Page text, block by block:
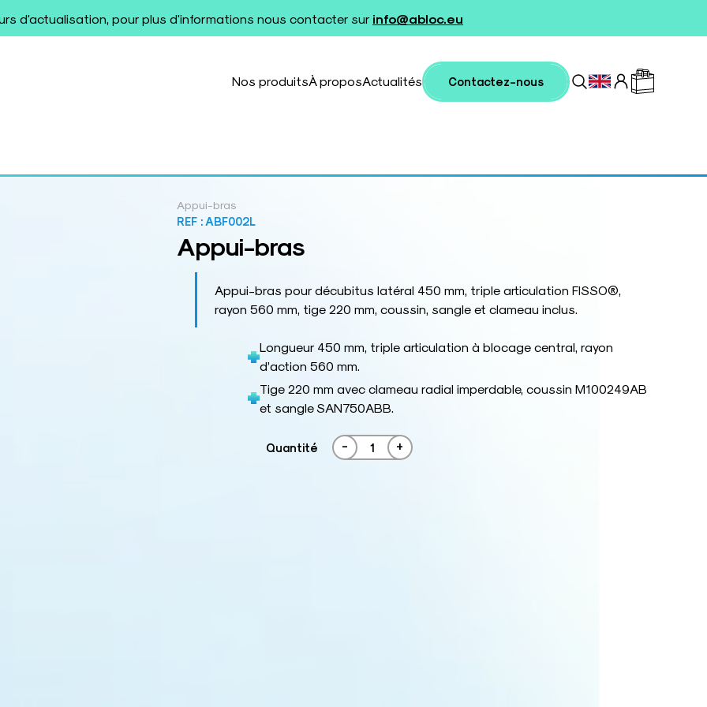
d'actualisation, pour plus d'informations nous contacter sur info@abloc.eu
Nos produitsÀ proposActualités Contactez-nous
Appui-bras
REF : ABF002L
Appui-bras
Appui-bras pour décubitus latéral 450 mm, triple articulation FISSO®,
rayon 560 mm, tige 220 mm, coussin, sangle et clameau inclus.
Longueur 450 mm, triple articulation à blocage central, rayon
d’action 560 mm.
Tige 220 mm avec clameau radial imperdable, coussin M100249AB
et sangle SAN750ABB.
Quantité - +